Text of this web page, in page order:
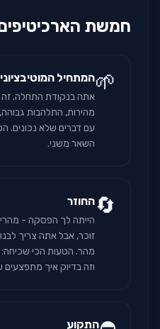
חמשת
🌱המתחיל המוטיבציוני
אתה בנקודת התחלה. זה
מהירות, התלהבות
עם דברים שלא נכונים.
השאר משני.
🔄החוזר
הייתה לך הפסקה -
זוכר, אבל אתה צריך
מהר. הטעות הכי
וזה בדיוק איך מתפצעים
התקוע